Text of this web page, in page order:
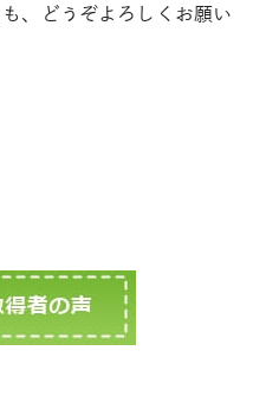
、どうぞよろしくお願い